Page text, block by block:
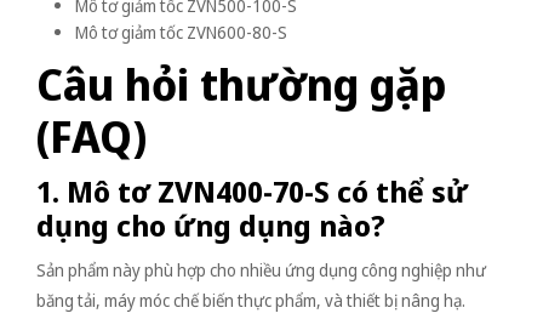
Mô tơ giảm tốc ZVN500-100-S
Mô tơ giảm tốc ZVN600-80-S
Câu hỏi thường gặp
(FAQ)
1. Mô tơ ZVN400-70-S có thể sử
dụng cho ứng dụng nào?
Sản phẩm này phù hợp cho nhiều ứng dụng công nghiệp như
băng tải, máy móc chế biến thực phẩm, và thiết bị nâng hạ.